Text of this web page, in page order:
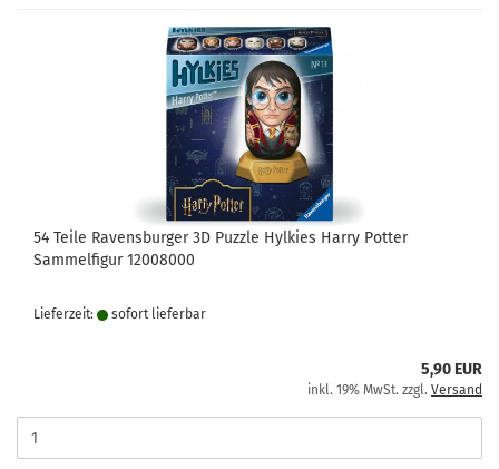
54 Teile Ravensburger 3D Puzzle Hylkies Harry Potter
Sammelfigur 12008000
Lieferzeit: sofort lie­fer­bar
5,90 EUR
inkl. 19% MwSt. zzgl. Versand